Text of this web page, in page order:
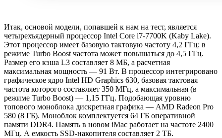
Итак, основой модели, попавшей к нам на тест, является
четырехъядерный процессор Intel Core i7-7700K (Kaby Lake).
Этот процессор имеет базовую тактовую частоту 4,2 ГГц; в
режиме Turbo Boost частота может повышаться до 4,5 ГГц.
Размер его кэша L3 составляет 8 МБ, а расчетная
максимальная мощность — 91 Вт. В процессор интегрировано
графическое ядро Intel HD Graphics 630, базовая тактовая
частота которого составляет 350 МГц, а максимальная (в
режиме Turbo Boost) — 1,15 ГГц. Подобающая уровню
топового моноблока дискретная графика — AMD Radeon Pro
580 (8 ГБ). Моноблок комплектуется 64 ГБ оперативной
памяти DDR4. Память в новом iMac работает на частоте 2400
МГц. А емкость SSD-накопителя составляет 2 ТБ.